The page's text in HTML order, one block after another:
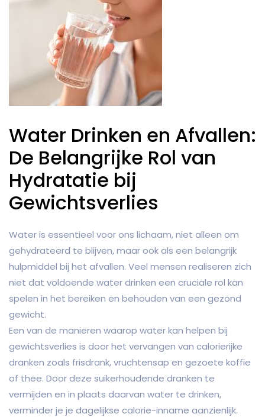
Water Drinken en Afvallen:
De Belangrijke Rol van
Hydratatie bij
Gewichtsverlies
Water is essentieel voor ons lichaam, niet alleen om
gehydrateerd te blijven, maar ook als een belangrijk
hulpmiddel bij het afvallen. Veel mensen realiseren zich
niet dat voldoende water drinken een cruciale rol kan
spelen in het bereiken en behouden van een gezond
gewicht.
Een van de manieren waarop water kan helpen bij
gewichtsverlies is door het vervangen van calorierijke
dranken zoals frisdrank, vruchtensap en gezoete koffie
of thee. Door deze suikerhoudende dranken te
vermijden en in plaats daarvan water te drinken,
verminder je je dagelijkse calorie-inname aanzienlijk.